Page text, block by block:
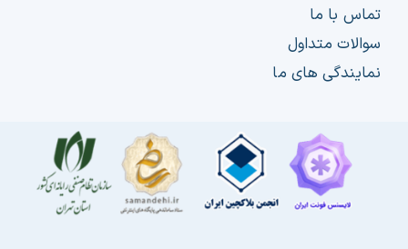
تماس با ما
سوالات متداول
نمایندگی های ما